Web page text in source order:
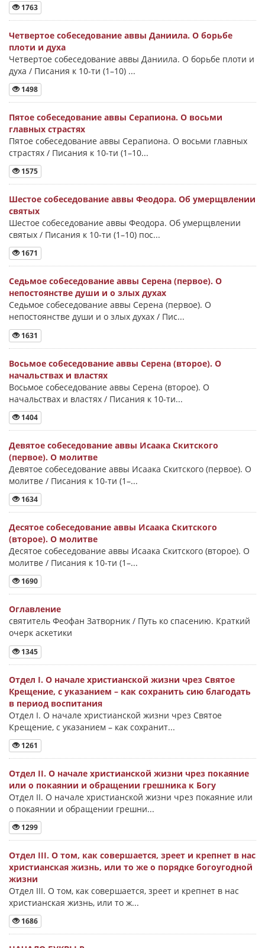
1763
Четвертое собеседование аввы Даниила. О борьбе
плоти и духа
Четвертое собеседование аввы Даниила. О борьбе плоти и
духа / Писания к 10-ти (1–10) ...
1498
Пятое собеседование аввы Серапиона. О восьми
главных страстях
Пятое собеседование аввы Серапиона. О восьми главных
страстях / Писания к 10-ти (1–10...
1575
Шестое собеседование аввы Феодора. Об умерщвлении
святых
Шестое собеседование аввы Феодора. Об умерщвлении
святых / Писания к 10-ти (1–10) пос...
1671
Седьмое собеседование аввы Серена (первое). О
непостоянстве души и о злых духах
Седьмое собеседование аввы Серена (первое). О
непостоянстве души и о злых духах / Пис...
1631
Восьмое собеседование аввы Серена (второе). О
начальствах и властях
Восьмое собеседование аввы Серена (второе). О
начальствах и властях / Писания к 10-ти...
1404
Девятое собеседование аввы Исаака Скитского
(первое). О молитве
Девятое собеседование аввы Исаака Скитского (первое). О
молитве / Писания к 10-ти (1–...
1634
Десятое собеседование аввы Исаака Скитского
(второе). О молитве
Десятое собеседование аввы Исаака Скитского (второе). О
молитве / Писания к 10-ти (1–...
1690
Оглавление
святитель Феофан Затворник / Путь ко спасению. Краткий
очерк аскетики
1345
Отдел I. О начале христианской жизни чрез Святое
Крещение, с указанием – как сохранить сию благодать
в период воспитания
Отдел I. О начале христианской жизни чрез Святое
Крещение, с указанием – как сохранит...
1261
Отдел II. О начале христианской жизни чрез покаяние
или о покаянии и обращении грешника к Богу
Отдел II. О начале христианской жизни чрез покаяние или
о покаянии и обращении грешни...
1299
Отдел III. О том, как совершается, зреет и крепнет в нас
христианская жизнь, или то же о порядке богоугодной
жизни
Отдел III. О том, как совершается, зреет и крепнет в нас
христианская жизнь, или то ж...
1686